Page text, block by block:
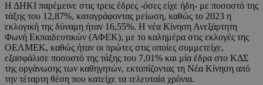
Η ΔΗΚΙ παρέμεινε στις τρεις έδρες -όσες είχε ήδη- με ποσοστό της
τάξης του 12,87%, καταγράφοντας μείωση, καθώς το 2023 η
εκλογική της δύναμη ήταν 16,55%. Η νέα Κίνηση Ανεξάρτητη
Φωνή Εκπαιδευτικών (ΑΦΕΚ), με το καλημέρα στις εκλογές της
ΟΕΛΜΕΚ, καθώς ήταν οι πρώτες στις οποίες συμμετείχε,
εξασφάλισε ποσοστό της τάξης του 7,01% και μία έδρα στο ΚΔΣ
της οργάνωσης των καθηγητών, εκτοπίζοντας τη Νέα Κίνηση από
την τέταρτη θέση που κατείχε τα τελευταία χρόνια.